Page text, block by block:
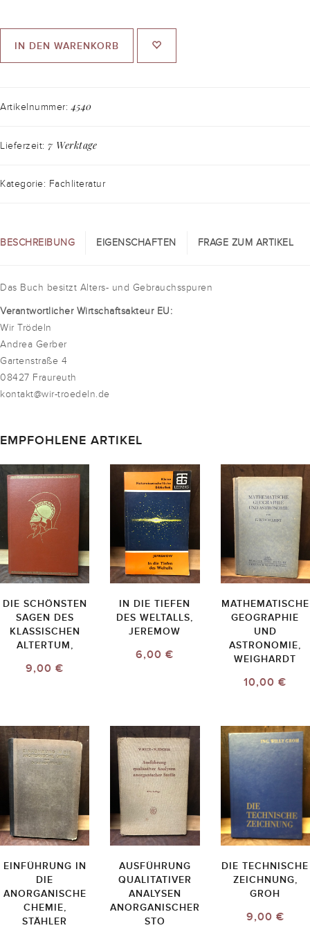
IN DEN WARENKORB
Artikelnummer:4540
Lieferzeit: 7 Werktage
Kategorie: Fachliteratur
BESCHREIBUNG EIGENSCHAFTEN FRAGE ZUM ARTIKEL
Das Buch besitzt Alters- und Gebrauchsspuren
Verantwortlicher Wirtschaftsakteur EU:
Wir Trödeln
Andrea Gerber
Gartenstraße 4
08427 Fraureuth
kontakt@wir-troedeln.de
EMPFOHLENE ARTIKEL
DIE SCHÖNSTEN
SAGEN DES
KLASSISCHEN
ALTERTUM,
9,00 €
IN DIE TIEFEN
DES WELTALLS,
JEREMOW
6,00 €
MATHEMATISCHE
GEOGRAPHIE
UND
ASTRONOMIE,
WEIGHARDT
10,00 €
EINFÜHRUNG IN
DIE
ANORGANISCHE
CHEMIE,
STÄHLER
AUSFÜHRUNG
QUALITATIVER
ANALYSEN
ANORGANISCHER
STO
DIE TECHNISCHE
ZEICHNUNG,
GROH
9,00 €